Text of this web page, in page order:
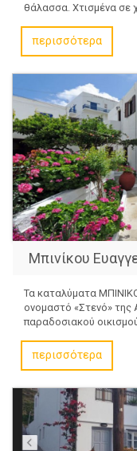
θάλασσα. Χτισμένα σε
περισσότερα
Μπινίκου
Τα καταλύματα
ονομαστό «Στενό» της
παραδοσιακού
περισσότερα